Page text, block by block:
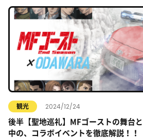
観光 2024/12/24
後半【聖地巡礼】MFゴーストの舞台
中の、コラボイベントを徹底解説！！